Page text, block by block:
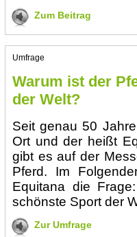
Zum Beitrag
Umfrage
Warum ist der
der Welt?
Seit genau 50
Ort und der heißt
gibt es auf der
Pferd. Im
Equitana die
schönste Sport der
Zur Umfrage